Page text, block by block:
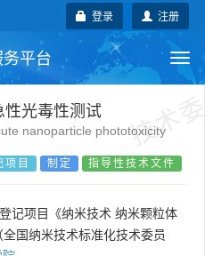
注册
登录
平台
标准 地方标准
技
性光毒性测试
nanoparticle phototoxicity
目 制定 指导性技术文件
记项目《纳米技术 纳米颗粒体
全国纳米技术标准化技术委员